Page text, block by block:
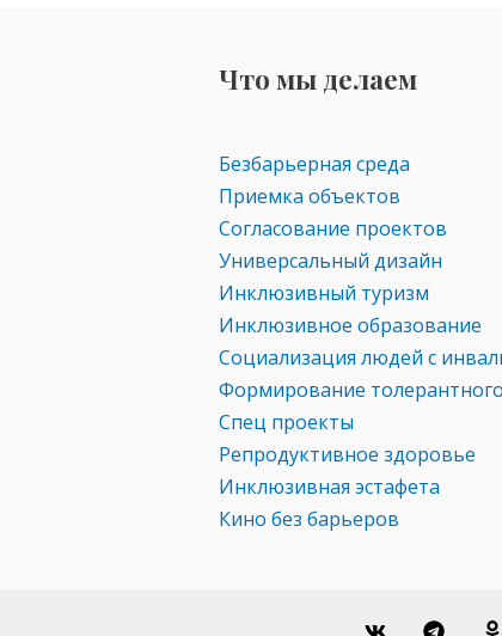
Что мы делаем
Безбарьерная среда
Приемка объектов
Согласование проектов
Универсальный дизайн
Инклюзивный туризм
Инклюзивное образование
Социализация людей с
Формирование
Спец проекты
Репродуктивное здоровье
Инклюзивная эстафета
Кино без барьеров